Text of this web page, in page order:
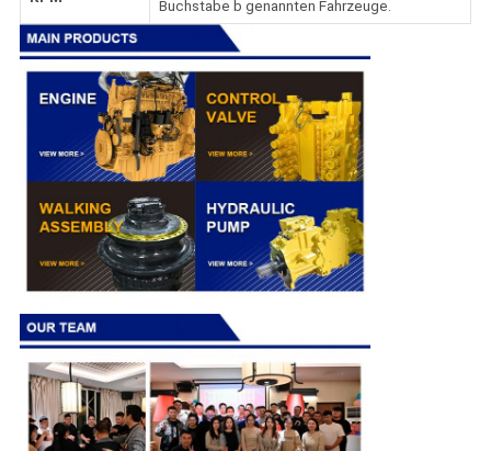
Buchstabe b genannten Fahrzeuge.